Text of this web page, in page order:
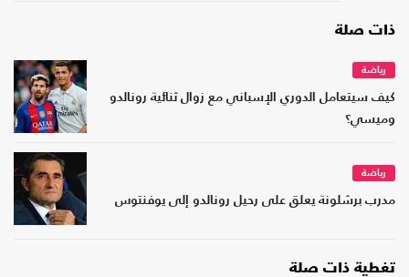
ذات صلة
رياضة
كيف سيتعامل الدوري الإسباني مع زوال ثنائية رونالدو
وميسي؟
رياضة
مدرب برشلونة يعلق على رحيل رونالدو إلى يوفنتوس
تغطية ذات صلة